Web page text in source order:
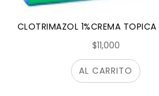
CLOTRIMAZOL 1%CREMA
$11,000
AL CARRITO